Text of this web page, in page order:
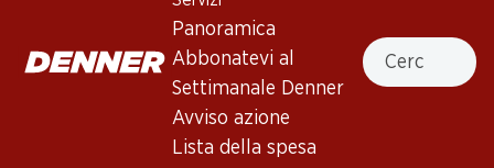
Panoramica
Abbonatevi al
Settimanale Denner
Avviso azione
Lista della spesa
Cercare
2024
(55)
Cable Car Cabernet
Sauvignon California PET